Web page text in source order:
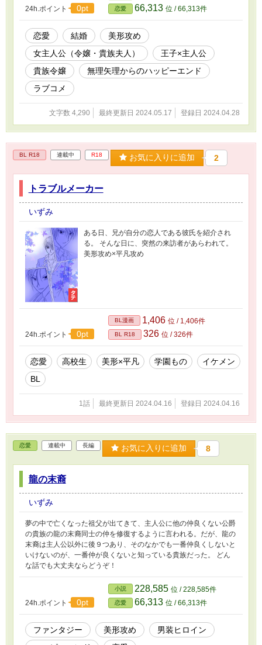
24h.ポイント 0pt 恋愛 66,313 位 / 66,313件
恋愛 結婚
美形攻め
女主人公（令嬢・貴族夫人）
王子×主人公
貴族令嬢
無理矢理からのハッピーエンド
ラブコメ
文字数 4,290 最終更新日 2024.05.17 登録日 2024.04.28
BL R18 連載中 R18 お気に入りに追加 2
トラブルメーカー
いずみ
ある日、兄が自分の恋人である彼氏を紹介され
る。 そんな日に、突然の来訪者があらわれて。
美形攻め×平凡攻め
24h.ポイント 0pt
BL漫画 1,406 位 / 1,406件
BL R18 326 位 / 326件
恋愛 高校生 美形×平凡 学園もの
イケメン
BL
1話 最終更新日 2024.04.16 登録日 2024.04.16
恋愛 連載中 長編 お気に入りに追加 8
龍の末裔
いずみ
夢の中で亡くなった祖父が出てきて、主人公に他の仲良くない公爵
の貴族の龍の末裔同士の仲を修復するように言われる。だが、龍の
末裔は主人公以外に後９つあり、そのなかでも一番仲良くしないと
いけないのが、一番仲が良くないと知っている貴族だった。 どん
な話でも大丈夫ならどうぞ！
24h.ポイント 0pt
小説 228,585 位 / 228,585件
恋愛 66,313 位 / 66,313件
ファンタジー 美形攻め
男装ヒロイン